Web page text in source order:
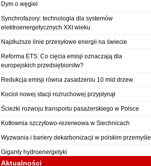
Dym o węgiel
Synchrofazory: technologia dla systemów
elektroenergetycznych XXI wieku
Najdłuższe linie przesyłowe energii na świecie
Reforma ETS: Co cięcia emisji oznaczają dla
europejskich przedsiębiorstw?
Redukcja emisji równa zasadzeniu 10 mld drzew
Kocioł nowej stacji rozruchowej przypłynął
Ścieżki rozwoju transportu pasażerskiego w Polsce
Kotłownia szczytowo-rezerwowa w Siechnicach
Wyzwania i bariery dekarbonizacji w polskim przemyśle
Giganty hydroenergetyki
Aktualności